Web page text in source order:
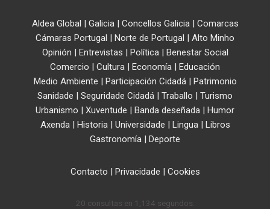
Aldea Global Galicia| Concellos Galicia| Comarcas
Cámaras Portugal
Norte de Portugal
Alto Minho
Opinión
Entrevistas Política|
Benestar Social
Comercio
Cultura Economía
Educación
Medio Ambiente
Participación Cidadá|
Patrimonio
Sanidade
Seguridade Cidadá Traballo
Turismo
Urbanismo
Xuventude Banda deseñada
Humor
Axenda| Historia| Universidade Lingua|
Libros
Gastronomía
Deporte
Contacto Privacidade Cookies
20 consultas en 1,134 segundos.